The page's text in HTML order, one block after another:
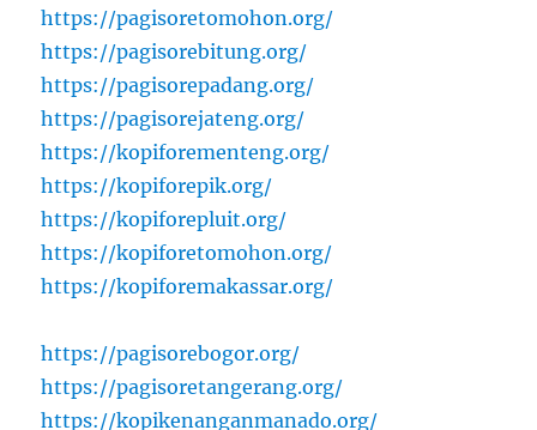
https://pagisoretomohon.org/
https://pagisorebitung.org/
https://pagisorepadang.org/
https://pagisorejateng.org/
https://kopiforementeng.org/
https://kopiforepik.org/
https://kopiforepluit.org/
https://kopiforetomohon.org/
https://kopiforemakassar.org/
https://pagisorebogor.org/
https://pagisoretangerang.org/
https://kopikenanganmanado.org/